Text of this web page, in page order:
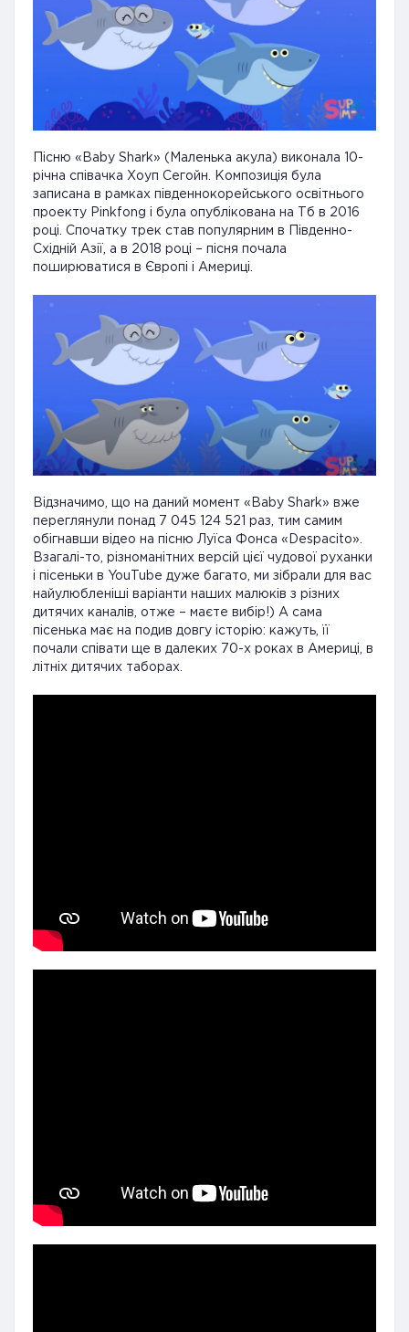
Пісню «Baby Shark» (Маленька акула) виконала 10-
річна співачка Хоуп Сегойн. Композиція була
записана в рамках південнокорейського освітнього
проекту Pinkfong і була опублікована на Тб в 2016
році. Спочатку трек став популярним в Південно-
Східній Азії, а в 2018 році – пісня почала
поширюватися в Європі і Америці.
Відзначимо, що на даний момент «Baby Shark» вже
переглянули понад 7 045 124 521 раз, тим самим
обігнавши відео на пісню Луїса Фонса «Despacito».
Взагалі-то, різноманітних версій цієї чудової руханки
і пісеньки в YouTube дуже багато, ми зібрали для вас
найулюбленіші варіанти наших малюків з різних
дитячих каналів, отже – маєте вибір!) А сама
пісенька має на подив довгу історію: кажуть, її
почали співати ще в далеких 70-х роках в Америці, в
літніх дитячих таборах.